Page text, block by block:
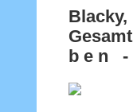
b e n -